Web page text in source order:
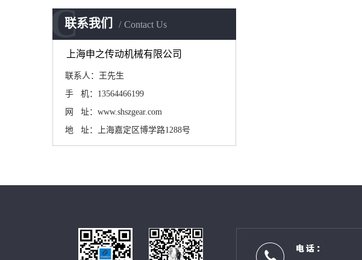
联系我们 Contact Us
C
上海申之传动机械有限公司
联系人：王先生
手 机：13564466199
网 址：www.shszgear.com
地 址：上海嘉定区博学路1288号